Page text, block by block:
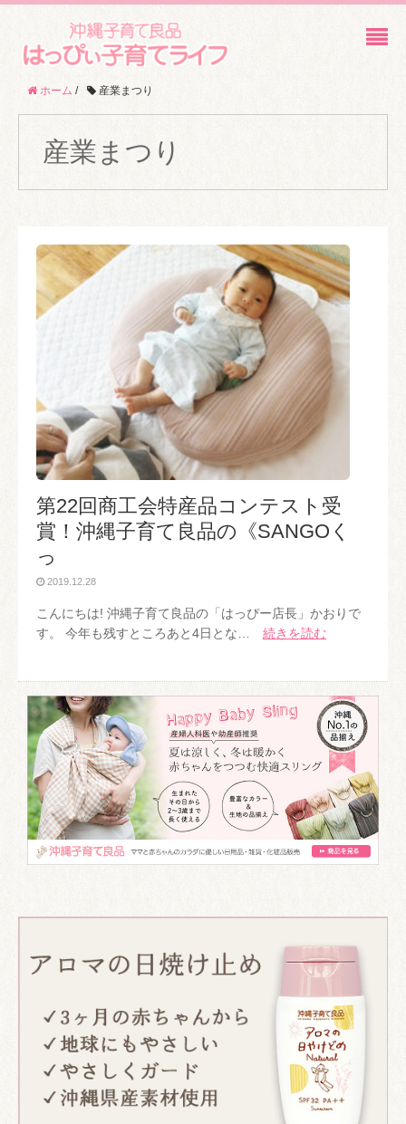
ホーム / 産業まつり
産業まつり
第22回商工会特産品コンテスト受
賞！沖縄子育て良品の《SANGOく
っ
2019.12.28
こんにちは! 沖縄子育て良品の「はっぴー店長」かおりで
す。 今年も残すところあと4日とな… 続きを読む